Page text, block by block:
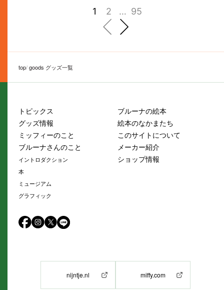
1 2 … 95
前へ 次へ
top goods グッズ一覧
トピックス
グッズ情報
ミッフィーのこと
ブルーナさんのこと
イントロダクション
本
ミュージアム
グラフィック
ブルーナの絵本
絵本のなかまたち
このサイトについて
メーカー紹介
ショップ情報
nijntje.nl miffy.com